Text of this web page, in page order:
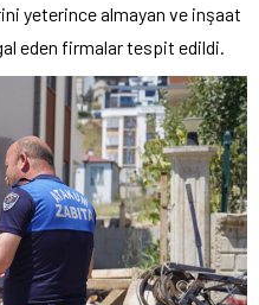
yeterince almayan ve inşaat
eden firmalar tespit edildi.